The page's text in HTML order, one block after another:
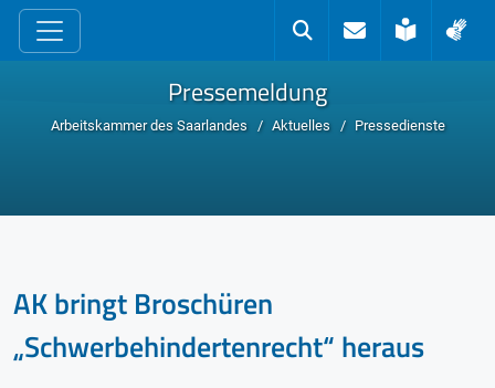
zum Inhalt
SucheKontakt
Leichte
Pressemeldung
Arbeitskammer des Saarlandes Aktuelles Pressedienste
AK bringt Broschüren
„Schwerbehindertenrecht“ heraus